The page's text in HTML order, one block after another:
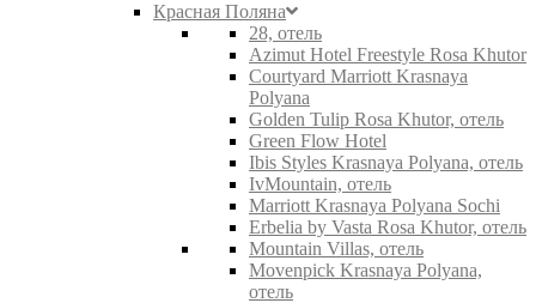
Красная Поляна
28, отель
Azimut Hotel Freestyle Rosa Khutor
Courtyard Marriott Krasnaya
Polyana
Golden Tulip Rosa Khutor, отель
Green Flow Hotel
Ibis Styles Krasnaya Polyana, отель
IvMountain, отель
Marriott Krasnaya Polyana Sochi
Erbelia by Vasta Rosa Khutor, отель
Mountain Villas, отель
Movenpick Krasnaya Polyana,
отель